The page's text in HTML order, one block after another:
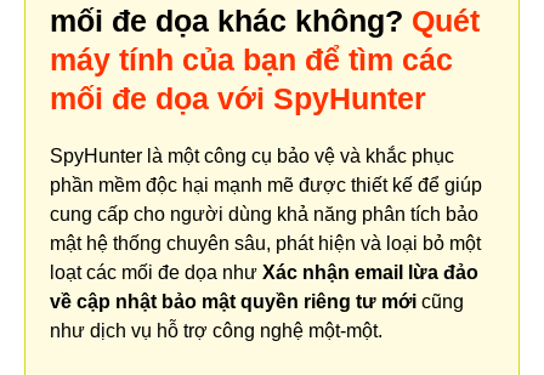
mối đe dọa khác không? Quét
máy tính của bạn để tìm các
mối đe dọa với SpyHunter
SpyHunter là một công cụ bảo vệ và khắc phục
phần mềm độc hại mạnh mẽ được thiết kế để giúp
cung cấp cho người dùng khả năng phân tích bảo
mật hệ thống chuyên sâu, phát hiện và loại bỏ một
loạt các mối đe dọa như Xác nhận email lừa đảo
về cập nhật bảo mật quyền riêng tư mới cũng
như dịch vụ hỗ trợ công nghệ một-một.